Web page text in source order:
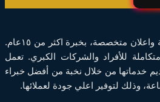
اكسباند ايديا هي شركة دعاية واعلان متخصصة، بخبرة اكثر من ١٥عام.
للأفراد والشركات الكبري. تعمل
خدماتها من خلال نخبة من أفضل خبراء
وذلك لتوفير اعلي جودة لعملائها.